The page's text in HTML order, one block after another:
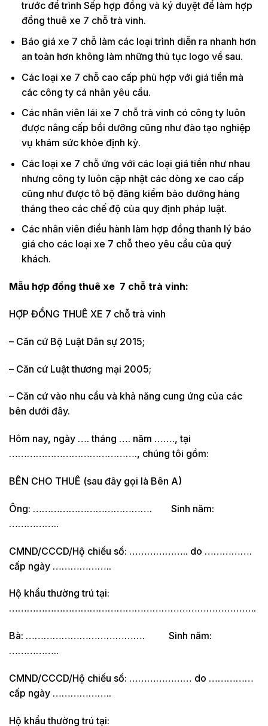
trước để trình Sếp hợp đồng và ký duyệt để làm hợp
đồng thuê xe 7 chỗ trà vinh.
Báo giá xe 7 chỗ làm các loại trình diễn ra nhanh hơn
an toàn hơn không làm những thủ tục logo về sau.
Các loại xe 7 chỗ cao cấp phù hợp với giá tiền mà
các công ty cá nhân yêu cầu.
Các nhân viên lái xe 7 chỗ trà vinh có công ty luôn
được nâng cấp bồi dưỡng cũng như đào tạo nghiệp
vụ khám sức khỏe định kỳ.
Các loại xe 7 chỗ ứng với các loại giá tiền như nhau
nhưng công ty luôn cập nhật các dòng xe cao cấp
cũng như được tô bộ đăng kiểm bảo dưỡng hàng
tháng theo các chế độ của quy định pháp luật.
Các nhân viên điều hành làm hợp đồng thanh lý báo
giá cho các loại xe 7 chỗ theo yêu cầu của quý
khách.
Mẫu hợp đồng thuê xe 7 chỗ trà vinh:
HỢP ĐỒNG THUÊ XE 7 chỗ trà vinh
– Căn cứ Bộ Luật Dân sự 2015;
– Căn cứ Luật thương mại 2005;
– Căn cứ vào nhu cầu và khả năng cung ứng của các
bên dưới đây.
Hôm nay, ngày …. tháng …. năm ……., tại
……………………………………., chúng tôi gồm:
BÊN CHO THUÊ (sau đây gọi là Bên A)
Ông: …………………………………. Sinh năm:
……………..
CMND/CCCD/Hộ chiếu số: ……………….. do …………….
cấp ngày ………………..
Hộ khẩu thường trú tại:
………………………………………………………………………..
Bà: …………………………………. Sinh năm:
……………..
CMND/CCCD/Hộ chiếu số: ………………… do ……………
cấp ngày ………………..
Hộ khẩu thường trú tại: